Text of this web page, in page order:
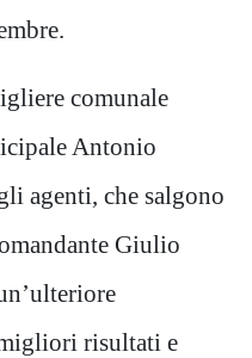
comunale
Antonio
agenti, che salgono
Giulio
risultati e